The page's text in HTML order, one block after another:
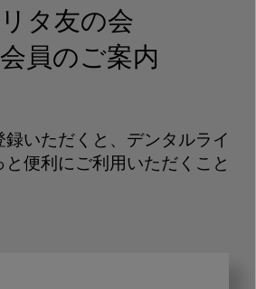
タ友の会
員のご案内
いただくと、デンタルライ
と便利にご利用いただくこと